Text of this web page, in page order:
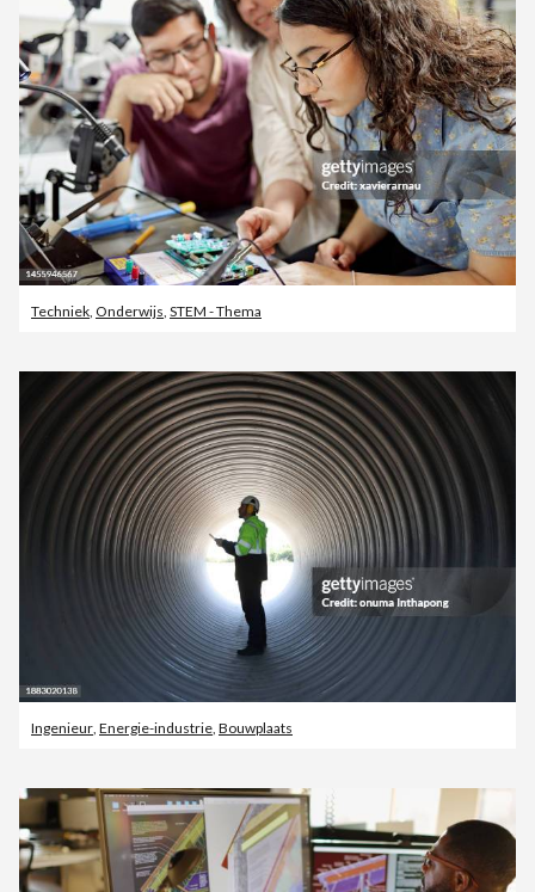
Techniek Onderwijs STEM - Thema
Ingenieur Energie-industrie Bouwplaats